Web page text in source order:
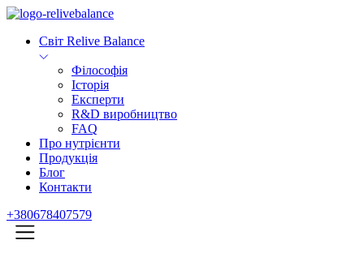
Світ Relive Balance
Філософія
Історія
Експерти
R&D виробництво
FAQ
Про нутрієнти
Продукція
Блог
Контакти
+380678407579